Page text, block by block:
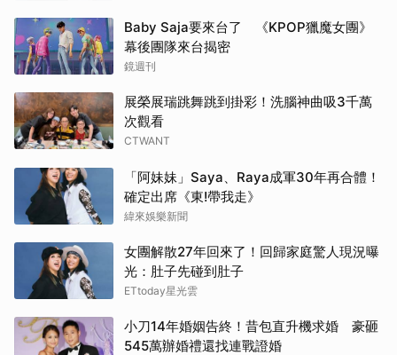
Baby Saja要來台了 《KPOP獵魔女團》
幕後團隊來台揭密
鏡週刊
展榮展瑞跳舞跳到掛彩！洗腦神曲吸3千萬
次觀看
CTWANT
「阿妹妹」Saya、Raya成軍30年再合體！
確定出席《東!帶我走》
緯來娛樂新聞
女團解散27年回來了！回歸家庭驚人現況曝
光：肚子先碰到肚子
ETtoday星光雲
小刀14年婚姻告終！昔包直升機求婚 豪砸
545萬辦婚禮還找連戰證婚